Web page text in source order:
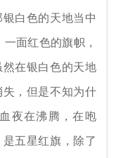
白色的天地当中
面红色的旗帜，
在银白色的天地
，但是不知为什
夜在沸腾，在咆
五星红旗，除了